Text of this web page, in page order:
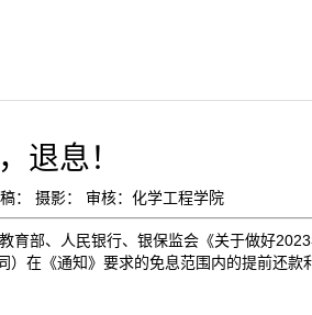
退息！
： 摄影： 审核：化学工程学院
育部、人民银行、银保监会《关于做好2023
在《通知》要求的免息范围内的提前还款